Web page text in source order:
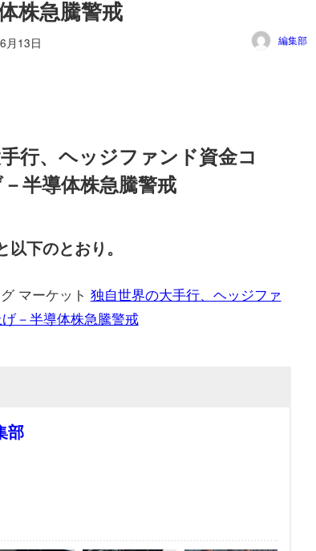
株急騰警戒
月13日 編集部
行、ヘッジファンド資金コ
半導体株急騰警戒
下のとおり。
マーケット 独自世界の大手行、ヘッジファ
－半導体株急騰警戒
部